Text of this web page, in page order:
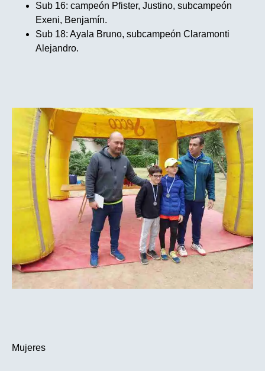
Sub 16: campeón Pfister, Justino, subcampeón
Exeni, Benjamín.
Sub 18: Ayala Bruno, subcampeón Claramonti
Alejandro.
Mujeres